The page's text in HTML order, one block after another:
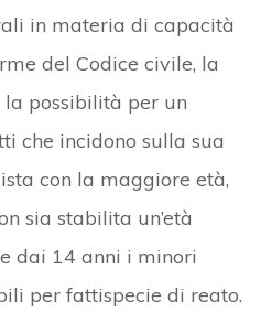
in materia di capacità
del Codice civile, la
possibilità per un
che incidono sulla sua
con la maggiore età,
sia stabilita un’età
dai 14 anni i minori
per fattispecie di reato.